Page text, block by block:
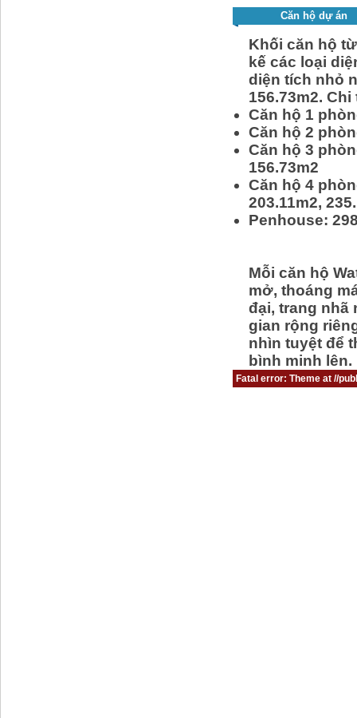
Căn hộ dự án
Khối căn hộ
kế các loại
diện tích nhỏ
156.73m2.
Căn hộ 1
Căn hộ 2
Căn hộ 3
156.73m2
Căn hộ 4
203.11m2,
Penhouse:
Mỗi căn hộ
mở, thoáng
đại, trang nhã
gian rộng
nhìn tuyệt để
bình minh lên.
Fatal error: Theme at //